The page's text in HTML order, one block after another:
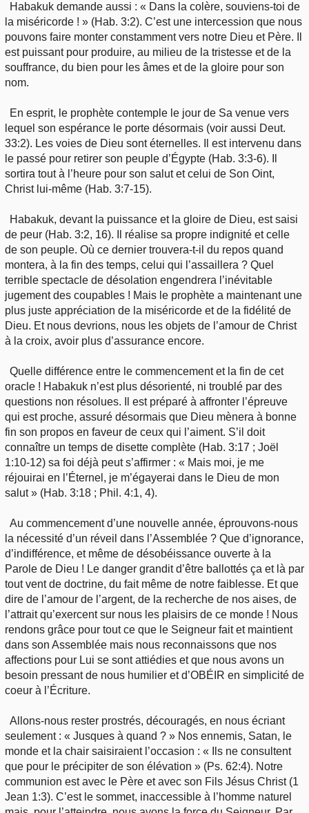
Habakuk demande aussi : « Dans la colère, souviens-toi de
la miséricorde ! » (Hab. 3:2). C’est une intercession que nous
pouvons faire monter constamment vers notre Dieu et Père. Il
est puissant pour produire, au milieu de la tristesse et de la
souffrance, du bien pour les âmes et de la gloire pour son
nom.
En esprit, le prophète contemple le jour de Sa venue vers
lequel son espérance le porte désormais (voir aussi Deut.
33:2). Les voies de Dieu sont éternelles. Il est intervenu dans
le passé pour retirer son peuple d’Égypte (Hab. 3:3-6). Il
sortira tout à l’heure pour son salut et celui de Son Oint,
Christ lui-même (Hab. 3:7-15).
Habakuk, devant la puissance et la gloire de Dieu, est saisi
de peur (Hab. 3:2, 16). Il réalise sa propre indignité et celle
de son peuple. Où ce dernier trouvera-t-il du repos quand
montera, à la fin des temps, celui qui l’assaillera ? Quel
terrible spectacle de désolation engendrera l’inévitable
jugement des coupables ! Mais le prophète a maintenant une
plus juste appréciation de la miséricorde et de la fidélité de
Dieu. Et nous devrions, nous les objets de l’amour de Christ
à la croix, avoir plus d’assurance encore.
Quelle différence entre le commencement et la fin de cet
oracle ! Habakuk n’est plus désorienté, ni troublé par des
questions non résolues. Il est préparé à affronter l’épreuve
qui est proche, assuré désormais que Dieu mènera à bonne
fin son propos en faveur de ceux qui l’aiment. S’il doit
connaître un temps de disette complète (Hab. 3:17 ; Joël
1:10-12) sa foi déjà peut s’affirmer : « Mais moi, je me
réjouirai en l’Éternel, je m’égayerai dans le Dieu de mon
salut » (Hab. 3:18 ; Phil. 4:1, 4).
Au commencement d’une nouvelle année, éprouvons-nous
la nécessité d’un réveil dans l’Assemblée ? Que d’ignorance,
d’indifférence, et même de désobéissance ouverte à la
Parole de Dieu ! Le danger grandit d’être ballottés ça et là par
tout vent de doctrine, du fait même de notre faiblesse. Et que
dire de l’amour de l’argent, de la recherche de nos aises, de
l’attrait qu’exercent sur nous les plaisirs de ce monde ! Nous
rendons grâce pour tout ce que le Seigneur fait et maintient
dans son Assemblée mais nous reconnaissons que nos
affections pour Lui se sont attiédies et que nous avons un
besoin pressant de nous humilier et d’OBÉIR en simplicité de
coeur à l’Écriture.
Allons-nous rester prostrés, découragés, en nous écriant
seulement : « Jusques à quand ? » Nos ennemis, Satan, le
monde et la chair saisiraient l’occasion : « Ils ne consultent
que pour le précipiter de son élévation » (Ps. 62:4). Notre
communion est avec le Père et avec son Fils Jésus Christ (1
Jean 1:3). C’est le sommet, inaccessible à l’homme naturel